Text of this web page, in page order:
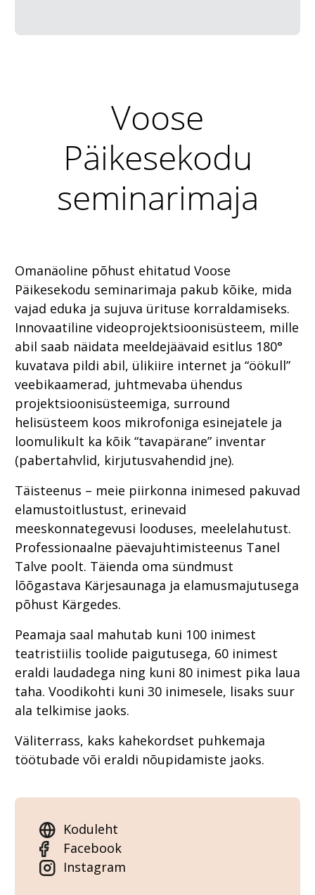
Voose
Päikesekodu
seminarimaja
Omanäoline põhust ehitatud Voose
Päikesekodu seminarimaja pakub kõike, mida
vajad eduka ja sujuva ürituse korraldamiseks.
Innovaatiline videoprojektsioonisüsteem, mille
abil saab näidata meeldejäävaid esitlus 180°
kuvatava pildi abil, ülikiire internet ja “öökull”
veebikaamerad, juhtmevaba ühendus
projektsioonisüsteemiga, surround
helisüsteem koos mikrofoniga esinejatele ja
loomulikult ka kõik “tavapärane” inventar
(pabertahvlid, kirjutusvahendid jne).
Täisteenus – meie piirkonna inimesed pakuvad
elamustoitlustust, erinevaid
meeskonnategevusi looduses, meelelahutust.
Professionaalne päevajuhtimisteenus Tanel
Talve poolt. Täienda oma sündmust
lõõgastava Kärjesaunaga ja elamusmajutusega
põhust Kärgedes.
Peamaja saal mahutab kuni 100 inimest
teatristiilis toolide paigutusega, 60 inimest
eraldi laudadega ning kuni 80 inimest pika laua
taha. Voodikohti kuni 30 inimesele, lisaks suur
ala telkimise jaoks.
Väliterrass, kaks kahekordset puhkemaja
töötubade või eraldi nõupidamiste jaoks.
Koduleht
Facebook
Instagram